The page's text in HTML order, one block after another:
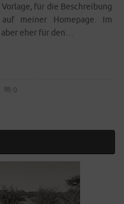
für die Beschrei­bung
mei­ner Home­page. Im
aber eher für den…
0